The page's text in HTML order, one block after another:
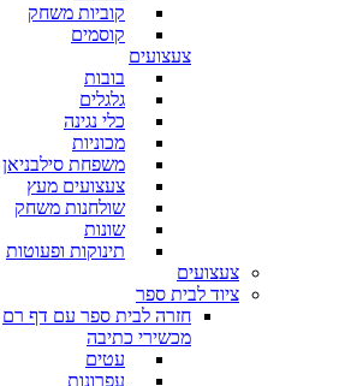
קוביות משחק
קוסמים
צעצועים
בובות
גלגלים
כלי נגינה
מכוניות
משפחת סילבניאן
צעצועים מעץ
שולחנות משחק
שונות
תינוקות ופעוטות
צעצועים
ציוד לבית ספר
חזרה לבית ספר עם דף רם
מכשירי כתיבה
עטים
עפרונות